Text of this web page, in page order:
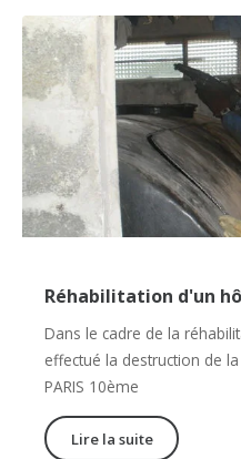
Réhabilitation d'un
Dans le cadre de la
effectué la destruction de
PARIS 10ème
Lire la suite